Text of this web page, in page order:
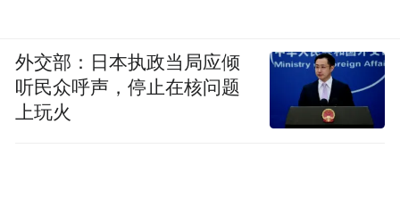
外交部：日本执政当局应倾
听民众呼声，停止在核问题
上玩火